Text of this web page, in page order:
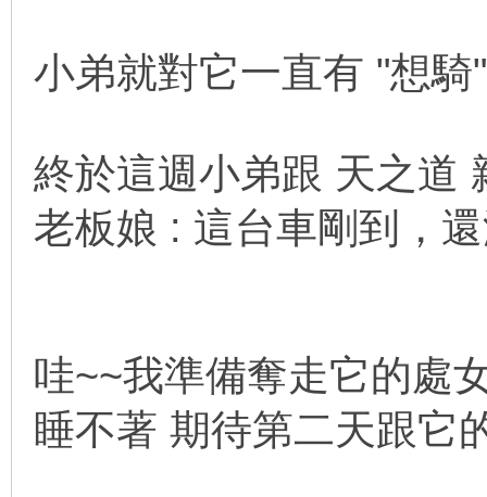
小弟就對它一直有 "想
終於這週小弟跟 天之
老板娘 : 這台車剛到，
哇~~我準備奪走它的處
睡不著 期待第二天跟它